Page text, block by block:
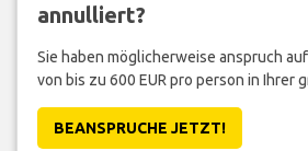
annulliert?
Sie haben möglicherweise anspruch
von bis zu 600 EUR pro person in Ihrer
BEANSPRUCHE JETZT!